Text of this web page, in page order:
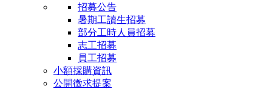
招募公告
暑期工讀生招募
部分工時人員招募
志工招募
員工招募
小額採購資訊
公開徵求提案